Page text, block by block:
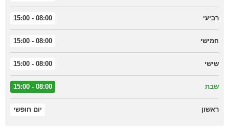
רביעי 08:00 - 15:00
חמישי 08:00 - 15:00
שישי 08:00 - 15:00
שבת 08:00 - 15:00
ראשון יום חופשי